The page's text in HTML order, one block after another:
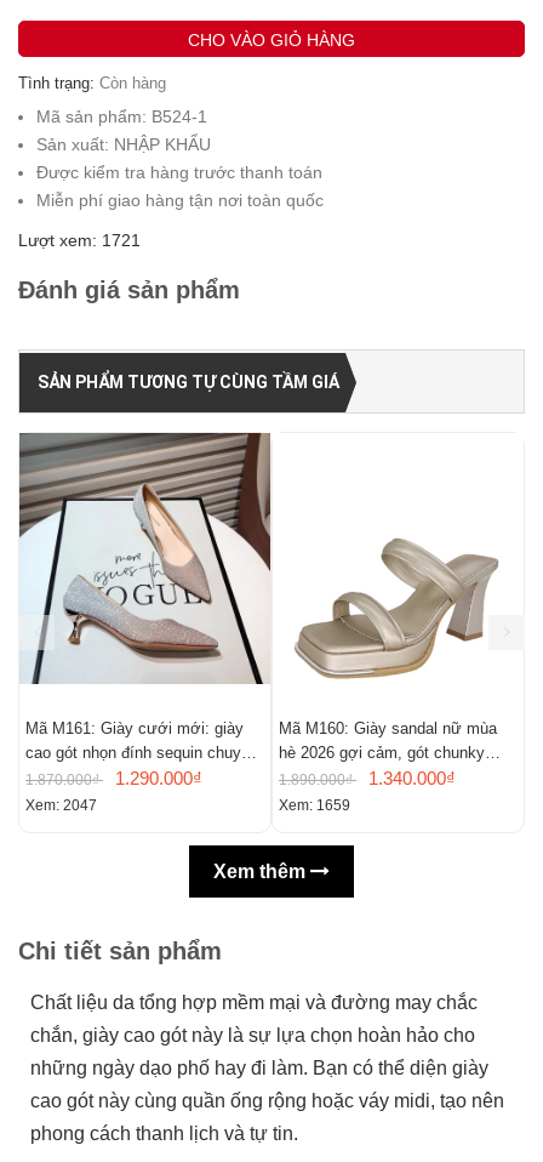
CHO VÀO GIỎ HÀNG
Tình trạng: Còn hàng
Mã sản phẩm: B524-1
Sản xuất: NHẬP KHẨU
Được kiểm tra hàng trước thanh toán
Miễn phí giao hàng tận nơi toàn quốc
Lượt xem: 1721
Đánh giá sản phẩm
SẢN PHẨM TƯƠNG TỰ CÙNG TẦM GIÁ
Mã M161: Giày cưới mới: giày
cao gót nhọn đính sequin chuyển
màu, giày mũi nhọn gợi cảm
1.870.000₫ 1.290.000₫
Xem: 2047
Mã M160: Giày sandal nữ mùa
hè 2026 gợi cảm, gót chunky
kiểu Pháp, mũi vuông, hở mũi
1.890.000₫ 1.340.000₫
Xem: 1659
Xem thêm
Chi tiết sản phẩm
Chất liệu da tổng hợp mềm mại và đường may chắc
chắn, giày cao gót này là sự lựa chọn hoàn hảo cho
những ngày dạo phố hay đi làm. Bạn có thể diện giày
cao gót này cùng quần ống rộng hoặc váy midi, tạo nên
phong cách thanh lịch và tự tin.